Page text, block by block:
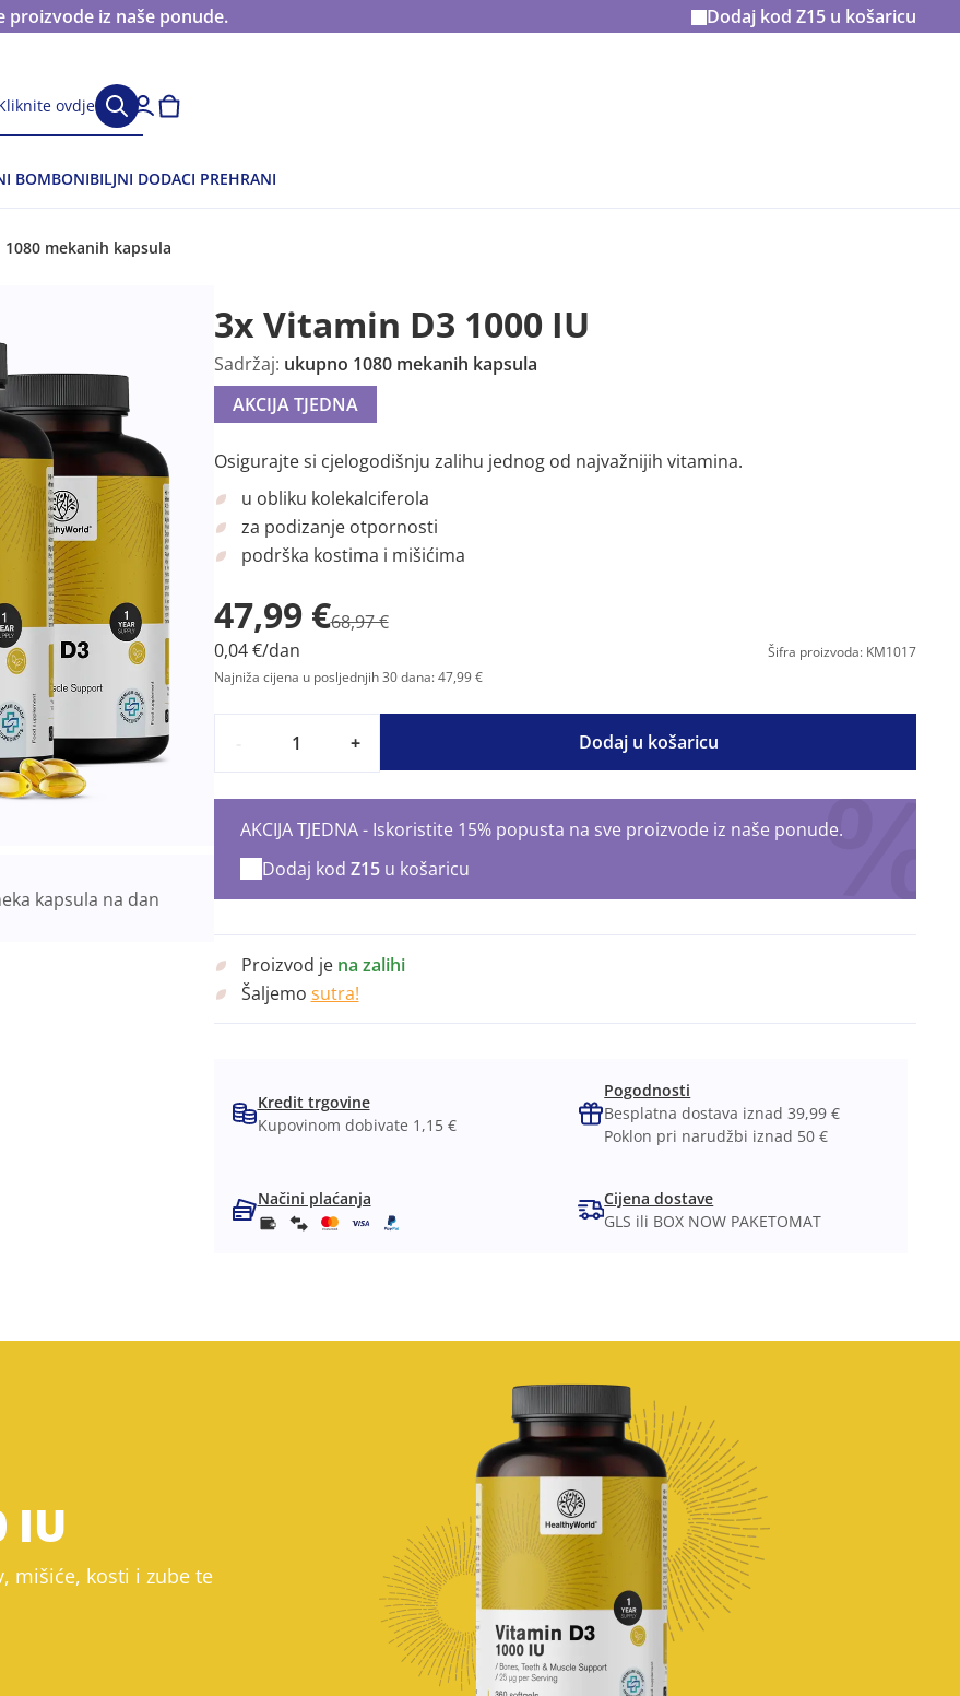
proizvode iz naše ponude. Dodaj kod Z15 u košaricu
ovdje
BOMBONIBILJNI DODACI PREHRANI
mekanih kapsula
kapsula na dan
3x Vitamin D3 1000 IU
Sadržaj: ukupno 1080 mekanih kapsula
AKCIJA TJEDNA
Osigurajte si cjelogodišnju zalihu jednog od najvažnijih vitamina.
u obliku kolekalciferola
za podizanje otpornosti
podrška kostima i mišićima
47,99 €68,97 €
0,04 €/dan
Šifra proizvoda: KM1017
Najniža cijena u posljednjih 30 dana: 47,99 €
+ Dodaj u košaricu
AKCIJA TJEDNA - Iskoristite 15% popusta na sve proizvode iz naše ponude.
Dodaj kod Z15u košaricu
Proizvod je na zalihi
Šaljemo sutra!
Kredit trgovine
Kupovinom dobivate 1,15 €
Pogodnosti
Besplatna dostava iznad 39,99 €
Poklon pri narudžbi iznad 50 €
Načini plaćanja
Cijena dostave
GLS ili BOX NOW PAKETOMAT
IU
mišiće, kosti i zube te